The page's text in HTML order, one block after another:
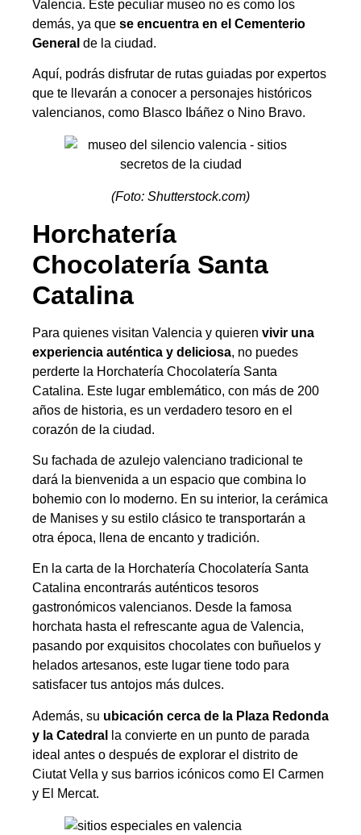
Valencia. Este peculiar museo no es como los
demás, ya que se encuentra en el Cementerio
General de la ciudad.
Aquí, podrás disfrutar de rutas guiadas por expertos
que te llevarán a conocer a personajes históricos
valencianos, como Blasco Ibáñez o Nino Bravo.
(Foto: Shutterstock.com)
Horchatería
Chocolatería Santa
Catalina
Para quienes visitan Valencia y quieren vivir una
experiencia auténtica y deliciosa, no puedes
perderte la Horchatería Chocolatería Santa
Catalina. Este lugar emblemático, con más de 200
años de historia, es un verdadero tesoro en el
corazón de la ciudad.
Su fachada de azulejo valenciano tradicional te
dará la bienvenida a un espacio que combina lo
bohemio con lo moderno. En su interior, la cerámica
de Manises y su estilo clásico te transportarán a
otra época, llena de encanto y tradición.
En la carta de la Horchatería Chocolatería Santa
Catalina encontrarás auténticos tesoros
gastronómicos valencianos. Desde la famosa
horchata hasta el refrescante agua de Valencia,
pasando por exquisitos chocolates con buñuelos y
helados artesanos, este lugar tiene todo para
satisfacer tus antojos más dulces.
Además, su ubicación cerca de la Plaza Redonda
y la Catedral
la convierte en un punto de parada
ideal antes o después de explorar el distrito de
Ciutat Vella y sus barrios icónicos como El Carmen
y El Mercat.